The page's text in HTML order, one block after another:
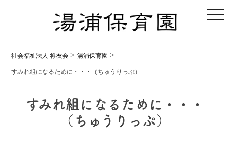
社会福祉法人 将友会 >湯浦保育園 >
すみれ組になるために・・・（ちゅうりっぷ）
すみれ組になるために・・・
（ちゅうりっぷ）